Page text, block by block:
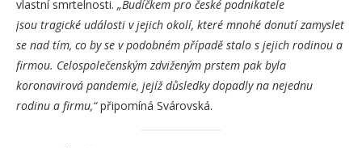
vlastní smrtelnosti. „Budíčkem pro české podnikatele
jsou tragické události v jejich okolí, které mnohé donutí zamyslet
se nad tím, co by se v podobném případě stalo s jejich rodinou a
firmou. Celospolečenským zdviženým prstem pak byla
koronavirová pandemie, jejíž důsledky dopadly na nejednu
rodinu a firmu,“připomíná Svárovská.